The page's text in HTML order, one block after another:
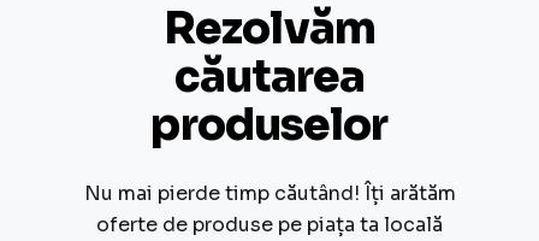
Rezolvăm
căutarea
produselor
Nu mai pierde timp căutând! Îți arătăm
oferte de produse pe piața ta locală